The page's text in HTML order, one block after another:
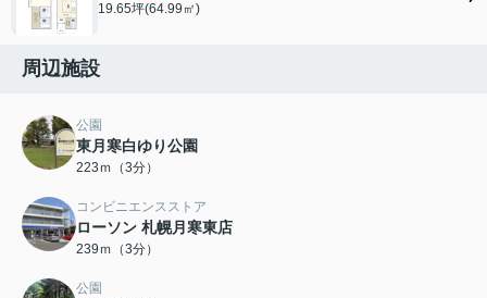
19.65坪(64.99㎡)
周辺施設
公園
東月寒白ゆり公園
223ｍ（3分）
コンビニエンスストア
ローソン 札幌月寒東店
239ｍ（3分）
公園